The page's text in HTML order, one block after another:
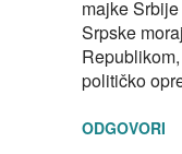
majke
Srpske
političko
ODGOVORI